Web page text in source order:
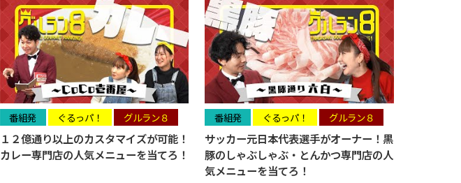
番組発 ぐるっパ！ グルラン８
１２億通り以上のカスタマイズが可能！
カレー専門店の人気メニューを当てろ！
番組発 ぐるっパ！ グルラン８
サッカー元日本代表選手がオーナー！黒
豚のしゃぶしゃぶ・とんかつ専門店の人
気メニューを当てろ！